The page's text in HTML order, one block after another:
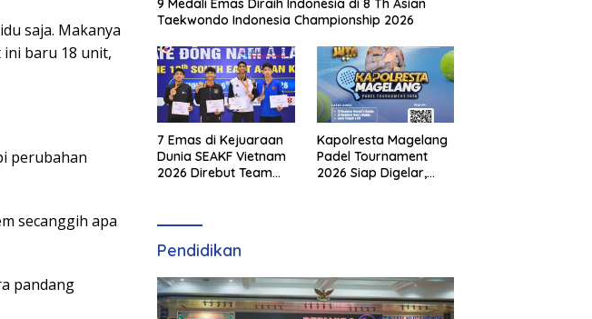
saja. Makanya
ini baru 18 unit,
perubahan
secanggih apa
pandang
Taekwondo Indonesia Championship 2026
7 Emas di Kejuaraan
Dunia SEAKF Vietnam
2026 Direbut Team
Kapolresta Magelang
Padel Tournament
2026 Siap Digelar,
Pendidikan